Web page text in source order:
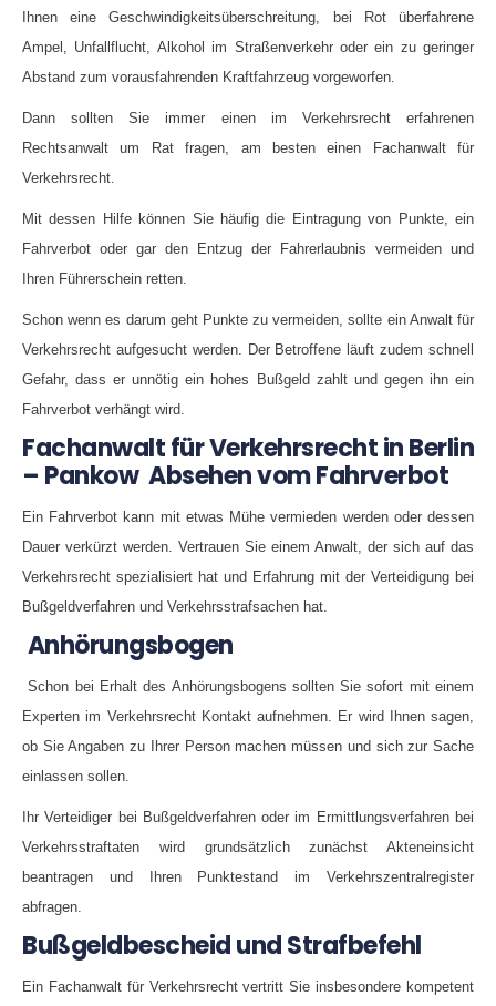
Ihnen eine Geschwindigkeitsüberschreitung, bei Rot überfahrene
Ampel, Unfallflucht, Alkohol im Straßenverkehr oder ein zu geringer
Abstand zum vorausfahrenden Kraftfahrzeug vorgeworfen.
Dann sollten Sie immer einen im Verkehrsrecht erfahrenen
Rechtsanwalt um Rat fragen, am besten einen Fachanwalt für
Verkehrsrecht.
Mit dessen Hilfe können Sie häufig die Eintragung von Punkte, ein
Fahrverbot oder gar den Entzug der Fahrerlaubnis vermeiden und
Ihren Führerschein retten.
Schon wenn es darum geht Punkte zu vermeiden, sollte ein Anwalt für
Verkehrsrecht aufgesucht werden. Der Betroffene läuft zudem schnell
Gefahr, dass er unnötig ein hohes Bußgeld zahlt und gegen ihn ein
Fahrverbot verhängt wird.
Fachanwalt für Verkehrsrecht in Berlin
– Pankow Absehen vom Fahrverbot
Ein Fahrverbot kann mit etwas Mühe vermieden werden oder dessen
Dauer verkürzt werden. Vertrauen Sie einem Anwalt, der sich auf das
Verkehrsrecht spezialisiert hat und Erfahrung mit der Verteidigung bei
Bußgeldverfahren und Verkehrsstrafsachen hat.
Anhörungsbogen
Schon bei Erhalt des Anhörungsbogens sollten Sie sofort mit einem
Experten im Verkehrsrecht Kontakt aufnehmen. Er wird Ihnen sagen,
ob Sie Angaben zu Ihrer Person machen müssen und sich zur Sache
einlassen sollen.
Ihr Verteidiger bei Bußgeldverfahren oder im Ermittlungsverfahren bei
Verkehrsstraftaten wird grundsätzlich zunächst Akteneinsicht
beantragen und Ihren Punktestand im Verkehrszentralregister
abfragen.
Bußgeldbescheid und Strafbefehl
Ein Fachanwalt für Verkehrsrecht vertritt Sie insbesondere kompetent